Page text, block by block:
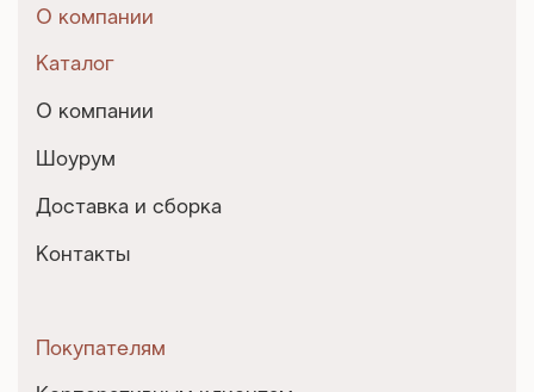
О компании
Каталог
О компании
Шоурум
Доставка и сборка
Контакты
Покупателям